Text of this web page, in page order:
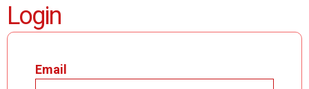
Login
Email